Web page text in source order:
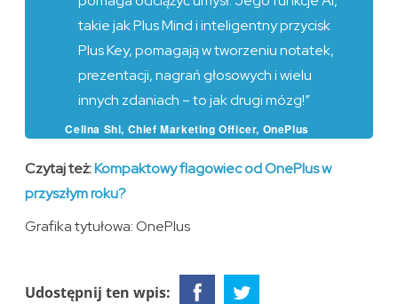
takie jak Plus Mind i inteligentny przycisk
Plus Key, pomagają w tworzeniu notatek,
prezentacji, nagrań głosowych i wielu
innych zdaniach – to jak drugi mózg!”
Celina Shi, Chief Marketing Officer, OnePlus
Czytaj też:Kompaktowy flagowiec od OnePlus w
przyszłym roku?
Grafika tytułowa: OnePlus
Udostępnij ten wpis: